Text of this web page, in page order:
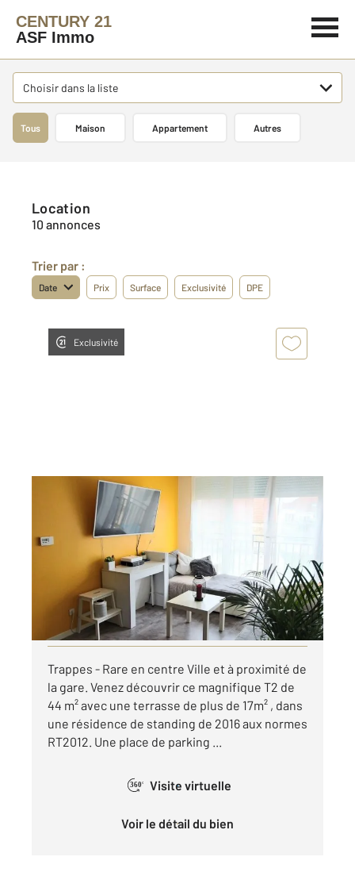
CENTURY 21
ASF Immo
Choisir dans la liste
Tous Maison Appartement Autres
Location
10 annonces
Trier par :
Date Prix Surface Exclusivité DPE
Exclusivité
TRAPPES 78
2, 2 pièces
Ref : 5546
Appartement T2 à louer
895 €
par mois charges comprises
Visiter le site dédié
Trappes - Rare en centre Ville et à proximité de
la gare. Venez découvrir ce magnifique T2 de
44 m² avec une terrasse de plus de 17m² , dans
une résidence de standing de 2016 aux normes
RT2012. Une place de parking ...
360° Visite virtuelle
Voir le détail du bien